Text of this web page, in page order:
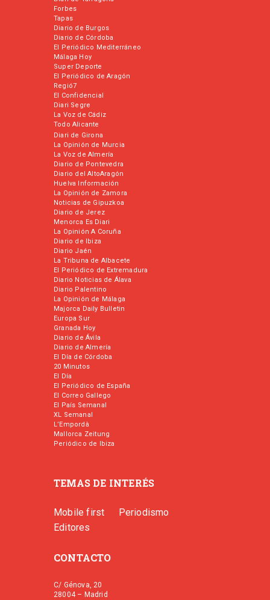
Forbes
Tapas
Diario de Burgos
Diario de Córdoba
El Periódico Mediterráneo
Málaga Hoy
Super Deporte
El Periódico de Aragón
Regió7
El Confidencial
Diari Segre
La Voz de Cádiz
Todo Alicante
Diari de Girona
La Opinión de Murcia
La Voz de Almería
Diario de Pontevedra
Diario del AltoAragón
Huelva Información
La Opinión de Zamora
Noticias de Gipuzkoa
Diario de Jerez
Menorca Es Diari
La Opinión A Coruña
Diario de Ibiza
Diario Jaén
La Tribuna de Albacete
El Periódico de Extremadura
Diario Noticias de Álava
Diario Palentino
La Opinión de Málaga
Majorca Daily Bulletin
Europa Sur
Granada Hoy
Diario de Ávila
Diario de Almería
El Día de Córdoba
20 Minutos
El Día
El Periódico de España
El Correo Gallego
El País Semanal
XL Semanal
L’Empordà
Mallorca Zeitung
Periódico de Ibiza
TEMAS DE INTERÉS
Mobile first
Periodismo
Editores
CONTACTO
C/ Génova, 20
28004 – Madrid